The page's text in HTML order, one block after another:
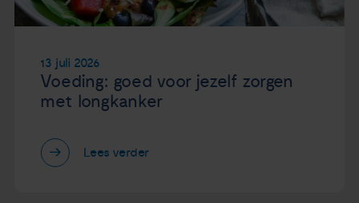
13 juli 2026
Voeding: goed voor jezelf zorgen
met longkanker
Lees verder